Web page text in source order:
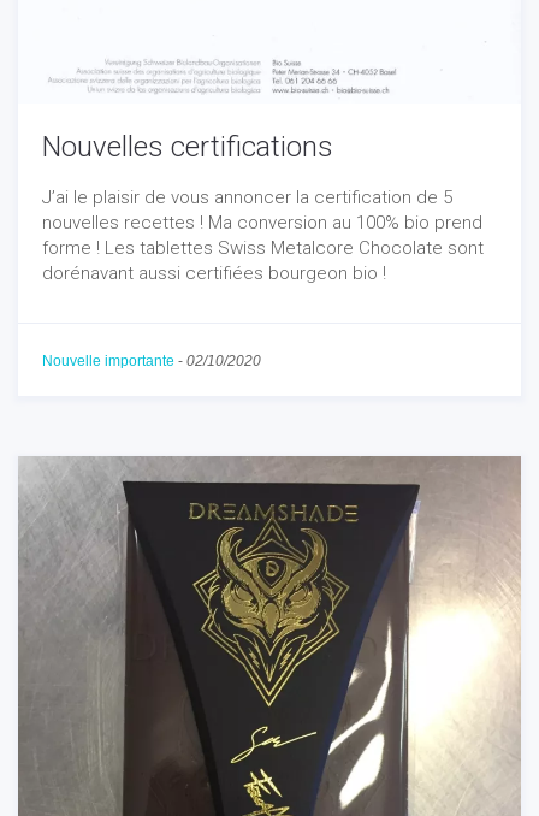
Nouvelles certifications
J’ai le plaisir de vous annoncer la certification de 5
nouvelles recettes ! Ma conversion au 100% bio prend
forme ! Les tablettes Swiss Metalcore Chocolate sont
dorénavant aussi certifiées bourgeon bio !
Nouvelle importante - 02/10/2020